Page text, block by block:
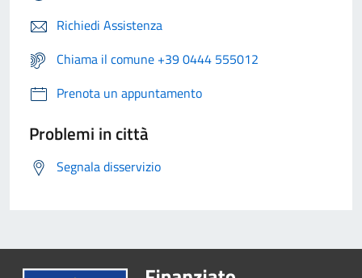
Richiedi Assistenza
Chiama il comune +39 0444 555012
Prenota un appuntamento
Problemi in città
Segnala disservizio